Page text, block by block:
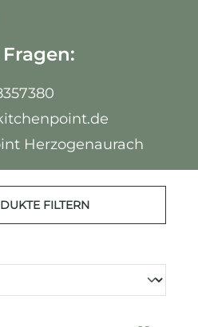
Herzogenaurach
FILTERN